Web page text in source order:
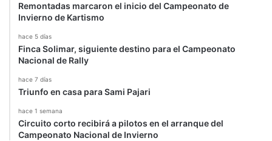
Remontadas marcaron el inicio del Campeonato de
Invierno de Kartismo
hace 5 días
Finca Solimar, siguiente destino para el Campeonato
Nacional de Rally
hace 7 días
Triunfo en casa para Sami Pajari
hace 1 semana
Circuito corto recibirá a pilotos en el arranque del
Campeonato Nacional de Invierno